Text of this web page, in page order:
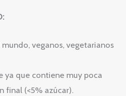
veganos, vegetarianos
ya que contiene muy poca
final (<5% azúcar).